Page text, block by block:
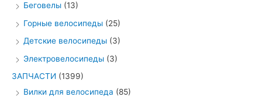
Беговелы (13)
Горные велосипеды (25)
Детские велосипеды (3)
Электровелосипеды (3)
ЗАПЧАСТИ (1399)
Вилки для велосипеда (85)